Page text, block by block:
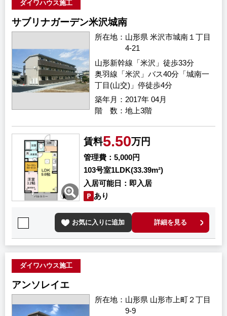
ダイワハウス施工
サブリナガーデン米沢城南
所在地
山形県 米沢市城南１丁目
4-21
築年月 2017年 04月
山形新幹線「米沢」徒歩33分
奥羽線「米沢」バス40分「城南一
丁目(山交)」停徒歩4分
階 数 地上3階
賃料5.50万円
管理費
5,000円
103号室1LDK(33.39m²)
入居可能日
即入居
あり
お気に入りに追加 詳細を見る
ダイワハウス施工
アンソレイエ
所在地
山形県 山形市上町２丁目
9-9